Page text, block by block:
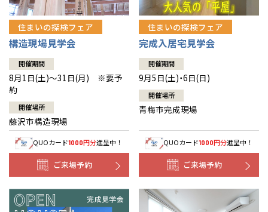
住まいの探検フェア
構造現場見学会
開催期間
8月1日(土)～31日(月) ※要予
約
開催場所
藤沢市構造現場
QUOカード1000円分進呈中！
ご来場予約
住まいの探検フェア
完成入居宅見学会
開催期間
9月5日(土)・6日(日)
開催場所
青梅市完成現場
QUOカード1000円分進呈中！
ご来場予約